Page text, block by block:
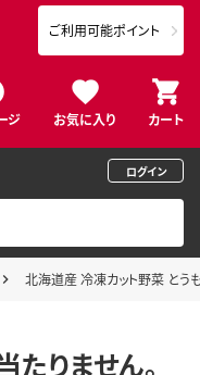
ジ お気に入り カート
ご利用可能ポイント
ログイン
北海道産 冷凍カット野菜 と
りません。